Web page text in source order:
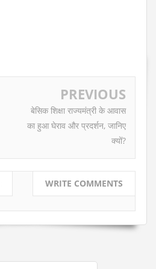
PREVIOUS
बेसिक शिक्षा राज्यमंत्री के आवास
का हुआ घेराव और प्रदर्शन, जानिए
क्यों?
WRITE COMMENTS